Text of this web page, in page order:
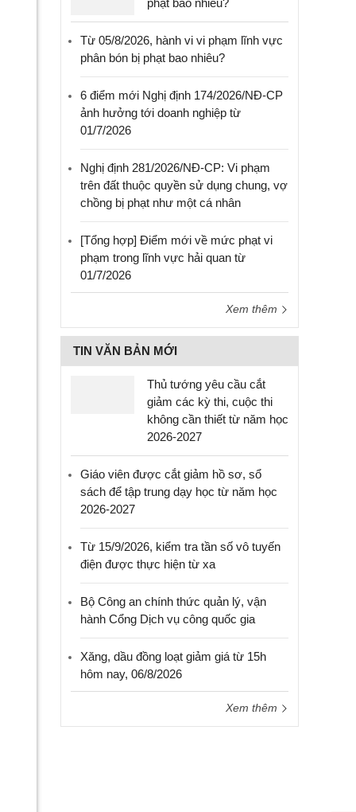
phạt bao nhiêu?
Từ 05/8/2026, hành vi vi phạm lĩnh vực
phân bón bị phạt bao nhiêu?
6 điểm mới Nghị định 174/2026/NĐ-CP
ảnh hưởng tới doanh nghiệp từ
01/7/2026
Nghị định 281/2026/NĐ-CP: Vi phạm
trên đất thuộc quyền sử dụng chung, vợ
chồng bị phạt như một cá nhân
[Tổng hợp] Điểm mới về mức phạt vi
phạm trong lĩnh vực hải quan từ
01/7/2026
Xem thêm
TIN VĂN BẢN MỚI
Thủ tướng yêu cầu cắt
giảm các kỳ thi, cuộc thi
không cần thiết từ năm học
2026-2027
Giáo viên được cắt giảm hồ sơ, sổ
sách để tập trung dạy học từ năm học
2026-2027
Từ 15/9/2026, kiểm tra tần số vô tuyến
điện được thực hiện từ xa
Bộ Công an chính thức quản lý, vận
hành Cổng Dịch vụ công quốc gia
Xăng, dầu đồng loạt giảm giá từ 15h
hôm nay, 06/8/2026
Xem thêm